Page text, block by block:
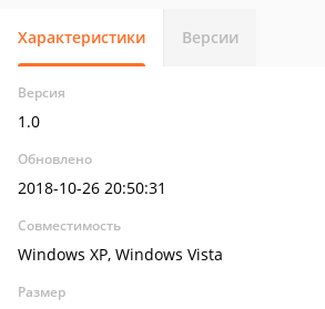
Характеристики Версии
Версия
1.0
Обновлено
2018-10-26 20:50:31
Совместимость
Windows XP, Windows Vista
Размер